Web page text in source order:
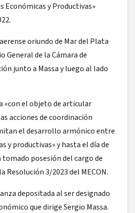
Económicas y Productivas»
oriundo de Mar del Plata
General de la Cámara de
junto a Massa y luego al lado
«con el objeto de articular
acciones de coordinación
el desarrollo armónico entre
y productivas» y hasta el día de
tomado posesión del cargo de
Resolución 3/2023 del MECON.
depositada al ser designado
que dirige Sergio Massa.